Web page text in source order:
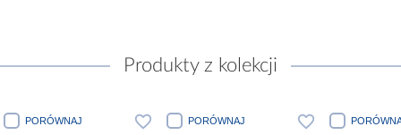
Produkty z kolekcji
PORÓWNAJ PORÓWNAJ